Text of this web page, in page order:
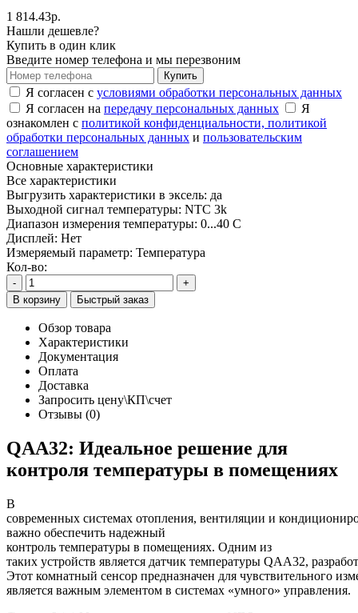
1 814.43р.
Нашли дешевле?
Купить в один клик
Введите номер телефона и мы перезвоним
Купить
Я согласен с условиями обработки персональных данных
Я согласен на передачу персональных данных
Я
ознакомлен с политикой конфиденциальности, политикой
обработки персональных данных и пользовательским
соглашением
Основные характеристики
Все характеристики
Выгрузить характеристики в эксель: да
Выходной сигнал температуры: NTC 3k
Диапазон измерения температуры: 0...40 C
Дисплей: Нет
Измеряемый параметр: Температура
Кол-во:
-
+
В корзину
Быстрый заказ
Обзор товара
Характеристики
Документация
Оплата
Доставка
Запросить цену\КП\счет
Отзывы (0)
QAA32: Идеальное решение для
контроля температуры в помещениях
В
современных системах отопления, вентиляции и
важно обеспечить надежный
контроль температуры в помещениях. Одним из
таких устройств является датчик температуры QAA32,
Этот комнатный сенсор предназначен для чувствительного
является важным элементом в системах «умного» управления.